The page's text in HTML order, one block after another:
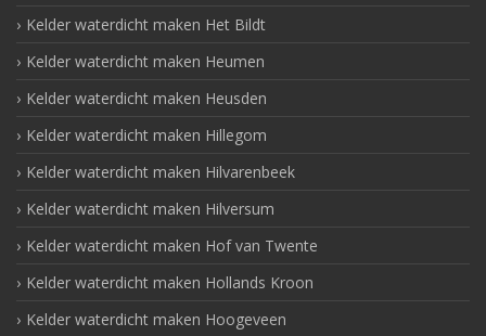
Kelder waterdicht maken Het Bildt
Kelder waterdicht maken Heumen
Kelder waterdicht maken Heusden
Kelder waterdicht maken Hillegom
Kelder waterdicht maken Hilvarenbeek
Kelder waterdicht maken Hilversum
Kelder waterdicht maken Hof van Twente
Kelder waterdicht maken Hollands Kroon
Kelder waterdicht maken Hoogeveen